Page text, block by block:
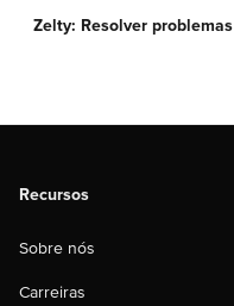
Zelty: Resolver problemas
Recursos
Sobre nós
Carreiras